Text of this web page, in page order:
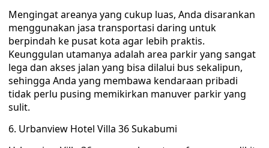
Mengingat areanya yang cukup luas, Anda disarankan
menggunakan jasa transportasi daring untuk
berpindah ke pusat kota agar lebih praktis.
Keunggulan utamanya adalah area parkir yang sangat
lega dan akses jalan yang bisa dilalui bus sekalipun,
sehingga Anda yang membawa kendaraan pribadi
tidak perlu pusing memikirkan manuver parkir yang
sulit.
6. Urbanview Hotel Villa 36 Sukabumi